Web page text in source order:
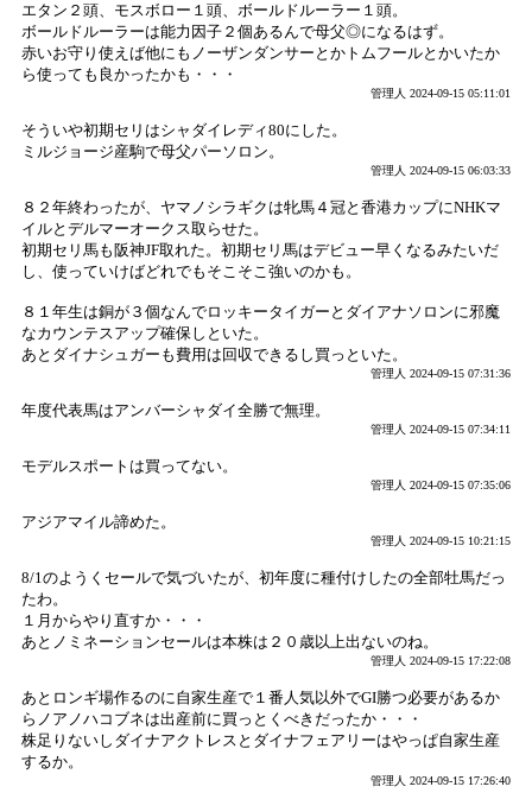
エタン２頭、モスボロー１頭、ボールドルーラー１頭。
ボールドルーラーは能力因子２個あるんで母父◎になるはず。
赤いお守り使えば他にもノーザンダンサーとかトムフールとかいたか
ら使っても良かったかも・・・
管理人 2024-09-15 05:11:01
そういや初期セリはシャダイレディ80にした。
ミルジョージ産駒で母父パーソロン。
管理人 2024-09-15 06:03:33
８２年終わったが、ヤマノシラギクは牝馬４冠と香港カップにNHKマ
イルとデルマーオークス取らせた。
初期セリ馬も阪神JF取れた。初期セリ馬はデビュー早くなるみたいだ
し、使っていけばどれでもそこそこ強いのかも。
８１年生は銅が３個なんでロッキータイガーとダイアナソロンに邪魔
なカウンテスアップ確保しといた。
あとダイナシュガーも費用は回収できるし買っといた。
管理人 2024-09-15 07:31:36
年度代表馬はアンバーシャダイ全勝で無理。
管理人 2024-09-15 07:34:11
モデルスポートは買ってない。
管理人 2024-09-15 07:35:06
アジアマイル諦めた。
管理人 2024-09-15 10:21:15
8/1のようくセールで気づいたが、初年度に種付けしたの全部牡馬だっ
たわ。
１月からやり直すか・・・
あとノミネーションセールは本株は２０歳以上出ないのね。
管理人 2024-09-15 17:22:08
あとロンギ場作るのに自家生産で１番人気以外でGI勝つ必要があるか
らノアノハコブネは出産前に買っとくべきだったか・・・
株足りないしダイナアクトレスとダイナフェアリーはやっぱ自家生産
するか。
管理人 2024-09-15 17:26:40